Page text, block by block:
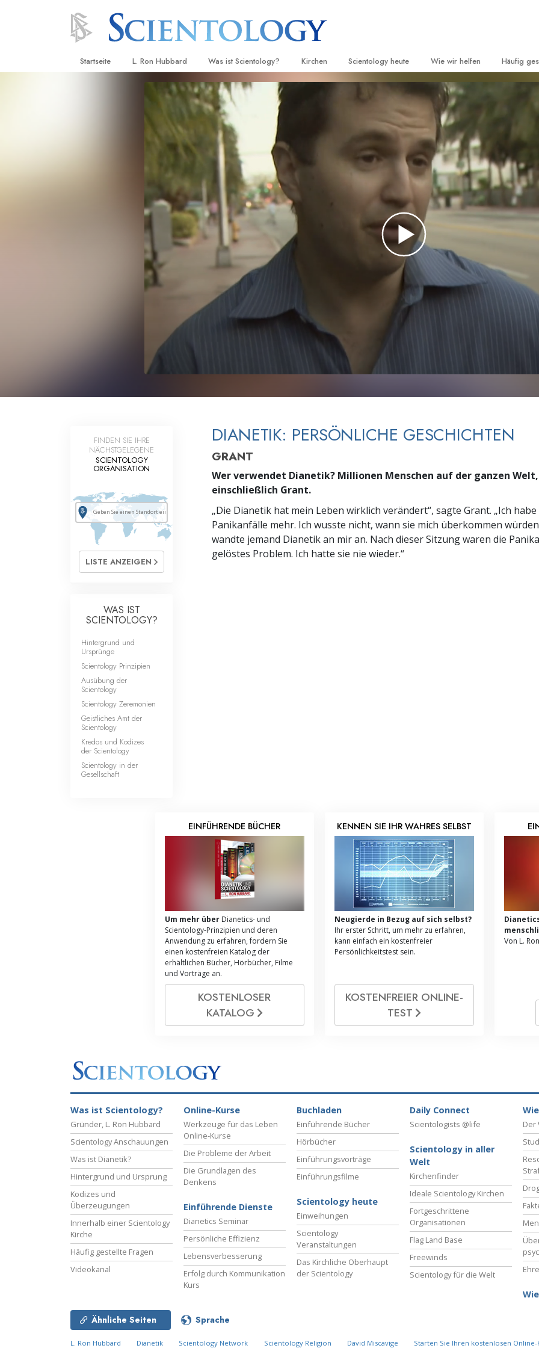
Startseite L. Ron Hubbard Was ist Scientology?
Anschauungen und Praxis
Scientology Bekenntnisse und
Kodizes
Was Scientologen über Scientology
sagen
Lernen Sie einen Scientologen kennen
Innerhalb einer Scientology Kirche
Die Grundprinzipien der Scientology
Eine Einführung in die Dianetik
Liebe und Hass – Was ist Größe?
Kirchen
Fortgeschrittene Organisationen
Flag Land Base
Scientology heute
Einweihungen
Scientology Veranstaltungen
David Miscavige – Kirchliches
Oberhaupt von Scientology
Wie wir helfen
Der Weg zum Glücklichsein
Applied Scholastics
Criminon
Narconon
Fakten über Drogen
United for Human Rights
Menschenrechte)
Ehrenamtliche Scientology
Häufig
Die
DIANETIK: PERSÖNLICHE GESCHICHTEN
GRANT
Wer verwendet Dianetik? Millionen Menschen auf der ganzen Welt,
einschließlich Grant.
„Die Dianetik hat mein Leben wirklich verändert“, sagte Grant. „Ich
Panikanfälle mehr. Ich wusste nicht, wann sie mich überkommen
wandte jemand Dianetik an mir an. Nach dieser Sitzung waren die
gelöstes Problem. Ich hatte sie nie wieder.“
FINDEN SIE IHRE
NÄCHSTGELEGENE
SCIENTOLOGY
ORGANISATION
LISTE ANZEIGEN
WAS IST
SCIENTOLOGY?
Hintergrund und
Ursprünge
Scientology Prinzipien
Ausübung der
Scientology
Scientology Zeremonien
Geistliches Amt der
Scientology
Kredos und Kodizes
der Scientology
Scientology in der
Gesellschaft
EINFÜHRENDE BÜCHER
Um mehr über Dianetics- und
Scientology-Prinzipien und deren
Anwendung zu erfahren, fordern Sie
einen kostenfreien Katalog der
erhältlichen Bücher, Hörbücher, Filme
und Vorträge an.
KOSTENLOSER
KATALOG
KENNEN SIE IHR WAHRES SELBST
Neugierde in Bezug auf sich selbst?
Ihr erster Schritt, um mehr zu erfahren,
kann einfach ein kostenfreier
Persönlichkeitstest sein.
KOSTENFREIER ONLINE­
TEST
Von L.
Was ist Scientology?
Gründer, L. Ron Hubbard
Scientology Anschauungen
Was ist Dianetik?
Hintergrund und Ursprung
Kodizes und
Überzeugungen
Innerhalb einer Scientology
Kirche
Häufig gestellte Fragen
Videokanal
Online-Kurse
Werkzeuge für das Leben
Online-Kurse
Die Probleme der Arbeit
Die Grundlagen des
Denkens
Einführende Dienste
Dianetics Seminar
Persönliche Effizienz
Lebensverbesserung
Erfolg durch Kommunikation
Kurs
Buchladen
Einführende Bücher
Hörbücher
Einführungsvorträge
Einführungsfilme
Scientology heute
Einweihungen
Scientology
Veranstaltungen
Das Kirchliche Oberhaupt
der Scientology
Daily Connect
Scientologists @life
Scientology in aller
Welt
Kirchenfinder
Ideale Scientology Kirchen
Fortgeschrittene
Organisationen
Flag Land Base
Freewinds
Scientology für die Welt
Der
Ähnliche Seiten Sprache
L. Ron Hubbard Dianetik Scientology Network Scientology Religion David Miscavige Starten Sie Ihren kostenlosen Online-